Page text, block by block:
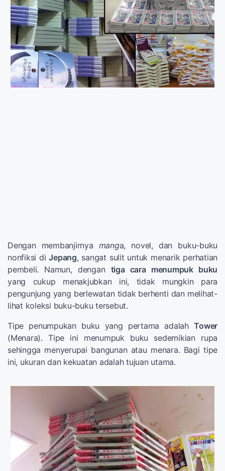
Dengan membanjirnya manga, novel, dan buku-buku
nonfiksi diJepang, sangat sulit untuk menarik perhatian
pembeli. Namun, dengan tiga cara menumpuk buku
yang cukup menakjubkan ini, tidak mungkin para
pengunjung yang berlewatan tidak berhenti dan melihat-
lihat koleksi buku-buku tersebut.
Tipe penumpukan buku yang pertama adalahTower
(Menara). Tipe ini menumpuk buku sedemikian rupa
sehingga menyerupai bangunan atau menara. Bagi tipe
ini, ukuran dan kekuatan adalah tujuan utama.